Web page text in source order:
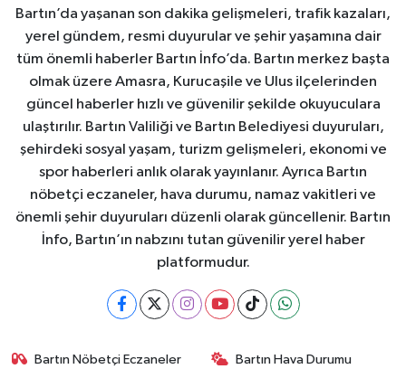
Bartın’da yaşanan son dakika gelişmeleri, trafik kazaları,
yerel gündem, resmi duyurular ve şehir yaşamına dair
tüm önemli haberler Bartın İnfo’da. Bartın merkez başta
olmak üzere Amasra, Kurucaşile ve Ulus ilçelerinden
güncel haberler hızlı ve güvenilir şekilde okuyuculara
ulaştırılır. Bartın Valiliği ve Bartın Belediyesi duyuruları,
şehirdeki sosyal yaşam, turizm gelişmeleri, ekonomi ve
spor haberleri anlık olarak yayınlanır. Ayrıca Bartın
nöbetçi eczaneler, hava durumu, namaz vakitleri ve
önemli şehir duyuruları düzenli olarak güncellenir. Bartın
İnfo, Bartın’ın nabzını tutan güvenilir yerel haber
platformudur.
Bartın Nöbetçi Eczaneler Bartın Hava Durumu